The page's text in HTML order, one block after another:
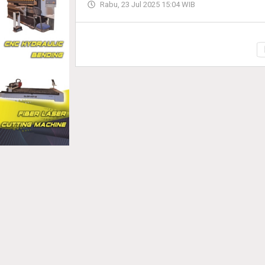
Rabu, 23 Jul 2025 15:04 WIB